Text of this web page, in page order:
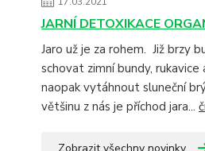
JARNÍ DETOXIKACE
Jaro už je za rohem. Již brzy
schovat zimní bundy, rukavice
naopak vytáhnout sluneční
většinu z nás je příchod jara...